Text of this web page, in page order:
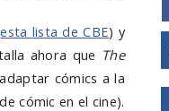
esta lista de CBE) y
ahora que The
cómics a la
cómic en el cine).